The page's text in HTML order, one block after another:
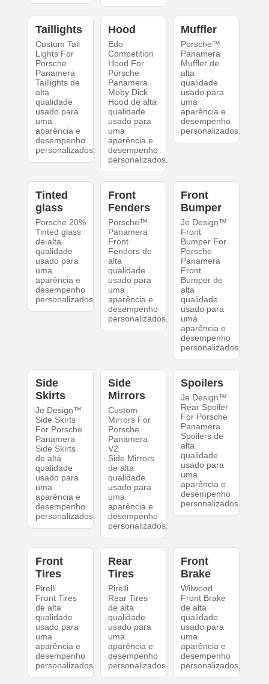
Taillights
Custom Tail
Lights For
Porsche
Panamera
Taillights de
alta
qualidade
usado para
uma
aparência e
desempenho
personalizados.
Hood
Edo
Competition
Hood For
Porsche
Panamera
Moby Dick
Hood de alta
qualidade
usado para
uma
aparência e
desempenho
personalizados.
Muffler
Porsche™
Panamera
Muffler de
alta
qualidade
usado para
uma
aparência e
desempenho
personalizados.
Tinted
glass
Porsche 20%
Tinted glass
de alta
qualidade
usado para
uma
aparência e
desempenho
personalizados.
Front
Fenders
Porsche™
Panamera
Front
Fenders de
alta
qualidade
usado para
uma
aparência e
desempenho
personalizados.
Front
Bumper
Je Design™
Front
Bumper For
Porsche
Panamera
Front
Bumper de
alta
qualidade
usado para
uma
aparência e
desempenho
personalizados.
Side
Skirts
Je Design™
Side Skirts
For Porsche
Panamera
Side Skirts
de alta
qualidade
usado para
uma
aparência e
desempenho
personalizados.
Side
Mirrors
Custom
Mirrors For
Porsche
Panamera
V2
Side Mirrors
de alta
qualidade
usado para
uma
aparência e
desempenho
personalizados.
Spoilers
Je Design™
Rear Spoiler
For Porsche
Panamera
Spoilers de
alta
qualidade
usado para
uma
aparência e
desempenho
personalizados.
Front
Tires
Pirelli
Front Tires
de alta
qualidade
usado para
uma
aparência e
desempenho
personalizados.
Rear
Tires
Pirelli
Rear Tires
de alta
qualidade
usado para
uma
aparência e
desempenho
personalizados.
Front
Brake
Wilwood
Front Brake
de alta
qualidade
usado para
uma
aparência e
desempenho
personalizados.